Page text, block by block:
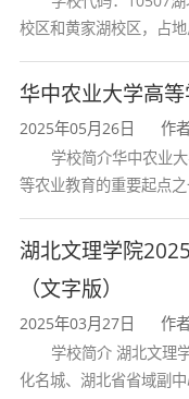
方案制定、激励
合同管理、劳动争
达、人际沟通、
四、核心
理核心技能和拓
实践结合，培养具
校区和黄家湖校区，占
育和最早开办中医研究
华中农业大学高
2025年05月26日
作
学校简介华中农业
等农业教育的重要起点
首轮“双一流”成效
湖北文理学院
（文字版）
2025年03月27日
作
学校简介 湖北文理学院是省属普通高等学校，位于全国历史文
化名城、湖北省省域副